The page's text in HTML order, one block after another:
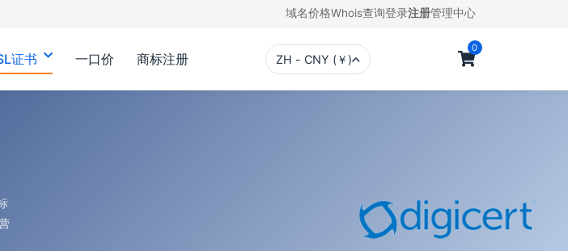
域名价格Whois查询登录注册管理中心
证书 一口价 商标注册 ZH - CNY (￥)
0